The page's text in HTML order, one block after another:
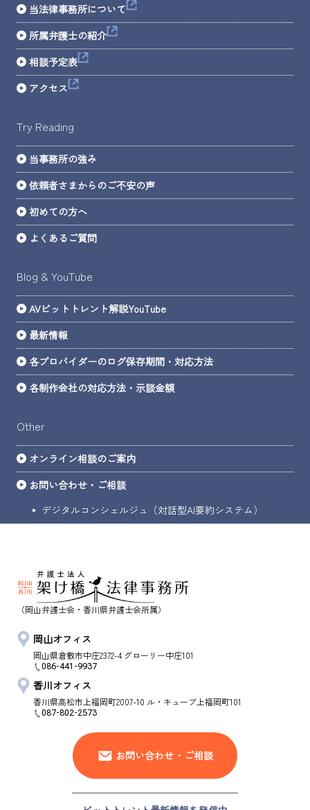
当法律事務所について
所属弁護士の紹介
相談予定表
アクセス
Try Reading
当事務所の強み
依頼者さまからのご不安の声
初めての方へ
よくあるご質問
Blog & YouTube
AVビットトレント解説YouTube
最新情報
各プロバイダーのログ保存期間・対応方法
各制作会社の対応方法・示談金額
Other
オンライン相談のご案内
お問い合わせ・ご相談
デジタルコンシェルジュ（対話型AI要約システム）
（岡山弁護士会・香川県弁護士会所属）
岡山オフィス
岡山県倉敷市中庄2372-4 グローリー中庄101
086-441-9937
香川オフィス
香川県高松市 上福岡町2007-10 ル・キューブ上福岡町101
087-802-2573
お問い合わせ・ご相談